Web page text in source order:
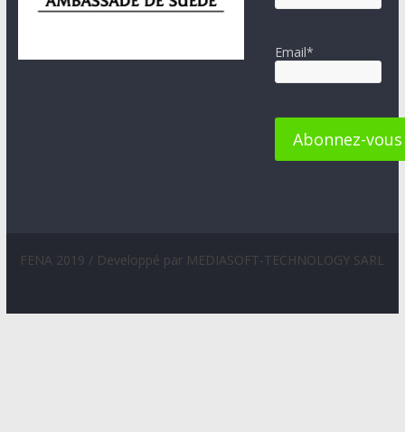
Email*
FENA 2019 / Developpé par MEDIASOFT-TECHNOLOGY SARL